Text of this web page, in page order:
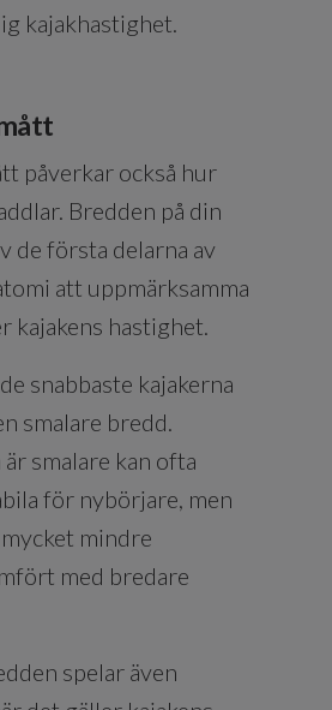
kajakhastighet.
påverkar också hur
Bredden på din
de första delarna av
att uppmärksamma
kajakens hastighet.
snabbaste kajakerna
smalare bredd.
är smalare kan ofta
för nybörjare, men
mindre
med bredare
spelar även